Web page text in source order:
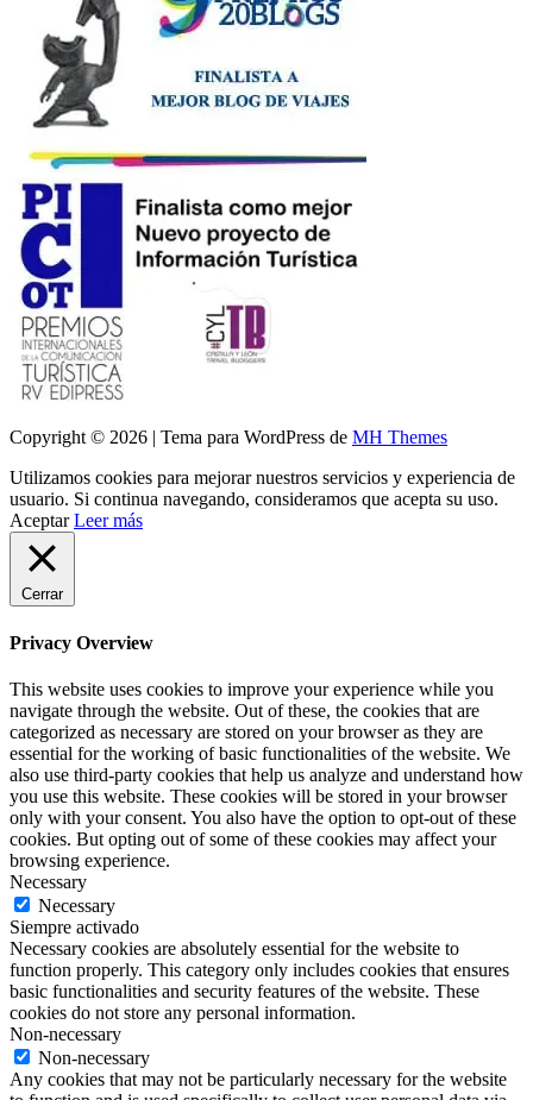
Copyright © 2026 | Tema para WordPress de MH Themes
Utilizamos cookies para mejorar nuestros servicios y experiencia de
usuario. Si continua navegando, consideramos que acepta su uso.
Aceptar Leer más
Cerrar
Privacy Overview
This website uses cookies to improve your experience while you
navigate through the website. Out of these, the cookies that are
categorized as necessary are stored on your browser as they are
essential for the working of basic functionalities of the website. We
also use third-party cookies that help us analyze and understand how
you use this website. These cookies will be stored in your browser
only with your consent. You also have the option to opt-out of these
cookies. But opting out of some of these cookies may affect your
browsing experience.
Necessary
Necessary
Siempre activado
Necessary cookies are absolutely essential for the website to
function properly. This category only includes cookies that ensures
basic functionalities and security features of the website. These
cookies do not store any personal information.
Non-necessary
Non-necessary
Any cookies that may not be particularly necessary for the website